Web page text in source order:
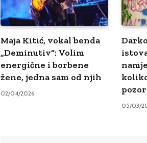
Maja Kitić, vokal benda
„Deminutiv“: Volim
energične i borbene
žene, jedna sam od njih
02/04/2026
05/03/